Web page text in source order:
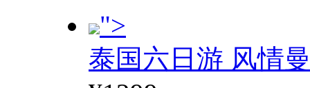
">
泰国六日游 风情